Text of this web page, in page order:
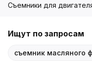
Съемники для
Ищут по запросам
съемник масляного